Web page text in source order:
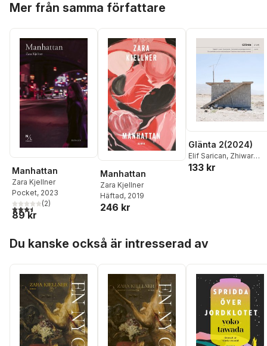
Mer från samma författare
Manhattan
Zara Kjellner
Pocket, 2023
3,5utav 5 stjärnor. Totalt antal röster:
(2)
89 kr
Manhattan
Zara Kjellner
Häftad, 2019
246 kr
Glänta 2(2024)
Elif Sarican, Zhiwar
Rashid,
133 kr
Du kanske också är intresserad av